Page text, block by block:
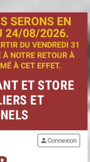
SERONS EN
24/08/2026.
DU VENDREDI 31
NOTRE RETOUR À
À CET EFFET.
ET STORE
ET
personConnexion